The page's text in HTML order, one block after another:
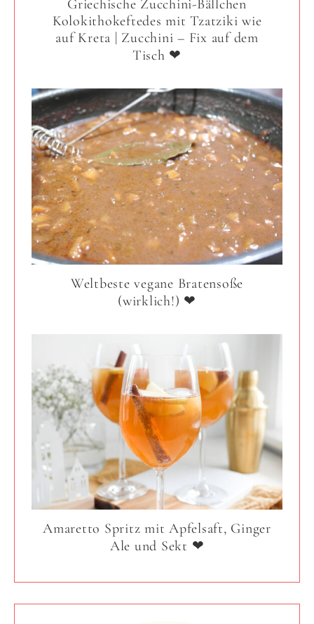
Griechische Zucchini-Bällchen
Kolokithokeftedes mit Tzatziki wie
auf Kreta | Zucchini – Fix auf dem
Tisch ❤
Weltbeste vegane Bratensoße
(wirklich!) ❤
Amaretto Spritz mit Apfelsaft, Ginger
Ale und Sekt ❤